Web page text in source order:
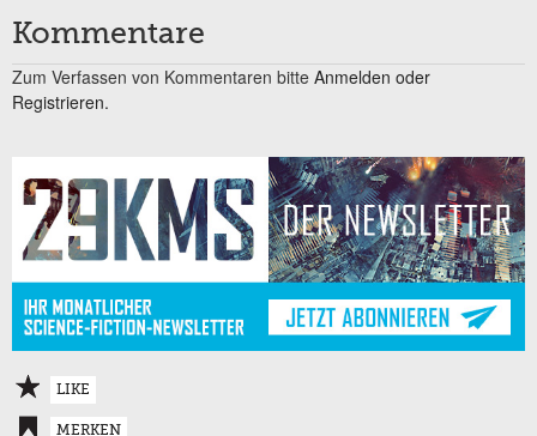
Kommentare
Zum Verfassen von Kommentaren bitte Anmelden oder
Registrieren.
LIKE
MERKEN